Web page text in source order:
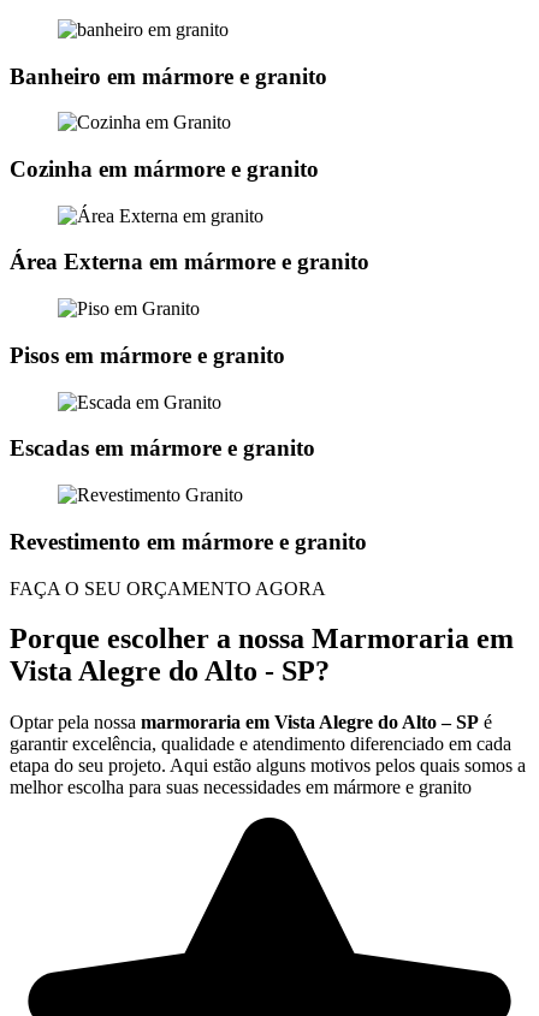
Banheiro em mármore e granito
Cozinha em mármore e granito
Área Externa em mármore e granito
Pisos em mármore e granito
Escadas em mármore e granito
Revestimento em mármore e granito
FAÇA O SEU ORÇAMENTO AGORA
Porque escolher a nossa Marmoraria em
Vista Alegre do Alto - SP?
Optar pela nossa marmoraria em Vista Alegre do Alto – SP é
garantir excelência, qualidade e atendimento diferenciado em cada
etapa do seu projeto. Aqui estão alguns motivos pelos quais somos a
melhor escolha para suas necessidades em mármore e granito